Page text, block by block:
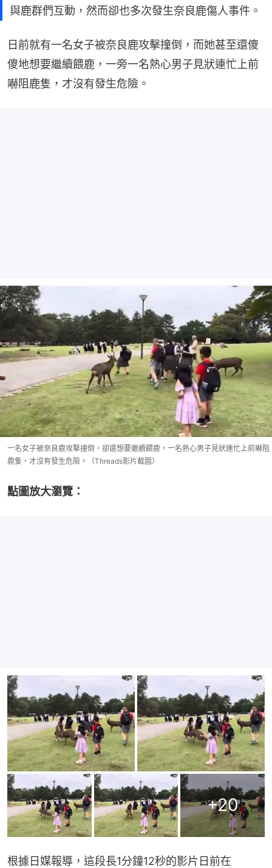
與鹿群們互動，然而卻也多次發生奈良鹿傷人事件。
日前就有一名女子被奈良鹿攻擊撞倒，而她甚至還傻
傻地想要繼續餵鹿，一旁一名熱心男子見狀連忙上前
嚇阻鹿隻，才沒有發生危險。
一名女子被奈良鹿攻擊撞倒，卻還想要繼續餵鹿，一名熱心男子見狀連忙上前嚇阻
鹿隻，才沒有發生危險。（Threads影片截圖）
點圖放大瀏覽：
+20
根據日媒報導，這段長1分鐘12秒的影片日前在